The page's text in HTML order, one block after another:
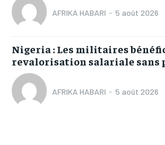
AFRIKA HABARI - 5 août 2026
Nigeria : Les militaires
revalorisation salariale sans
AFRIKA HABARI - 5 août 2026